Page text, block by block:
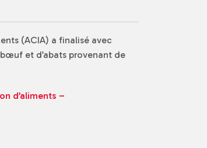
(ACIA) a finalisé avec
et d’abats provenant de
d’aliments –